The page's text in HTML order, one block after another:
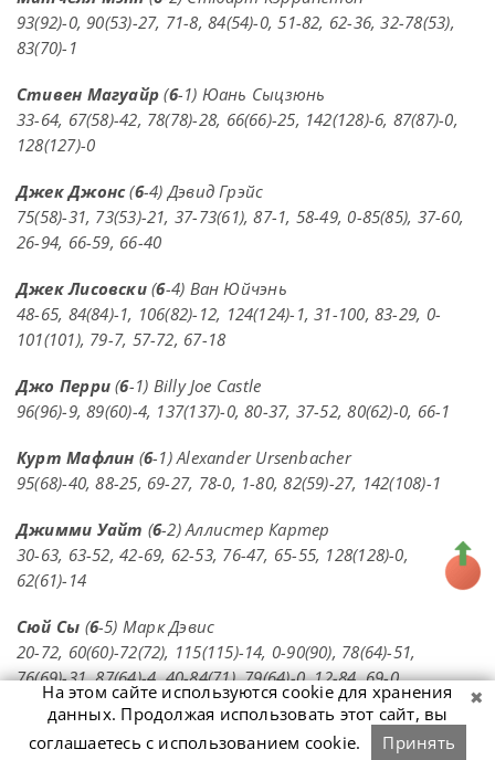
93(92)-0, 90(53)-27, 71-8, 84(54)-0, 51-82, 62-36, 32-78(53),
83(70)-1
Стивен Магуайр (6-1) Юань Сыцзюнь
33-64, 67(58)-42, 78(78)-28, 66(66)-25, 142(128)-6, 87(87)-0,
128(127)-0
Джек Джонс(6-4) Дэвид Грэйс
75(58)-31, 73(53)-21, 37-73(61), 87-1, 58-49, 0-85(85), 37-60,
26-94, 66-59, 66-40
Джек Лисовски(6-4) Ван Юйчэнь
48-65, 84(84)-1, 106(82)-12, 124(124)-1, 31-100, 83-29, 0-
101(101), 79-7, 57-72, 67-18
Джо Перри (6-1) Billy Joe Castle
96(96)-9, 89(60)-4, 137(137)-0, 80-37, 37-52, 80(62)-0, 66-1
Курт Мафлин (6-1) Alexander Ursenbacher
95(68)-40, 88-25, 69-27, 78-0, 1-80, 82(59)-27, 142(108)-1
Джимми Уайт (6-2) Аллистер Картер
30-63, 63-52, 42-69, 62-53, 76-47, 65-55, 128(128)-0,
62(61)-14
Сюй Сы (6-5) Марк Дэвис
20-72, 60(60)-72(72), 115(115)-14, 0-90(90), 78(64)-51,
76(69)-31, 87(64)-4, 40-84(71), 79(64)-0, 12-84, 69-0
Питер Лайнс (6-5) Чжоу Юэлун
61-31, 67-33, 0-77(76), 66-47, 8-78(62), 0-72(68), 60-19, 0-
На этом сайте используются cookie для хранения
данных. Продолжая использовать этот сайт, вы
соглашаетесь с использованием cookie.
Принять